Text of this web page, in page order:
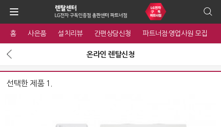
홈 사은품 설치리뷰 간편상담신청 파트너점·영업사원 모집
온라인 렌탈신청
선택한 제품 1.